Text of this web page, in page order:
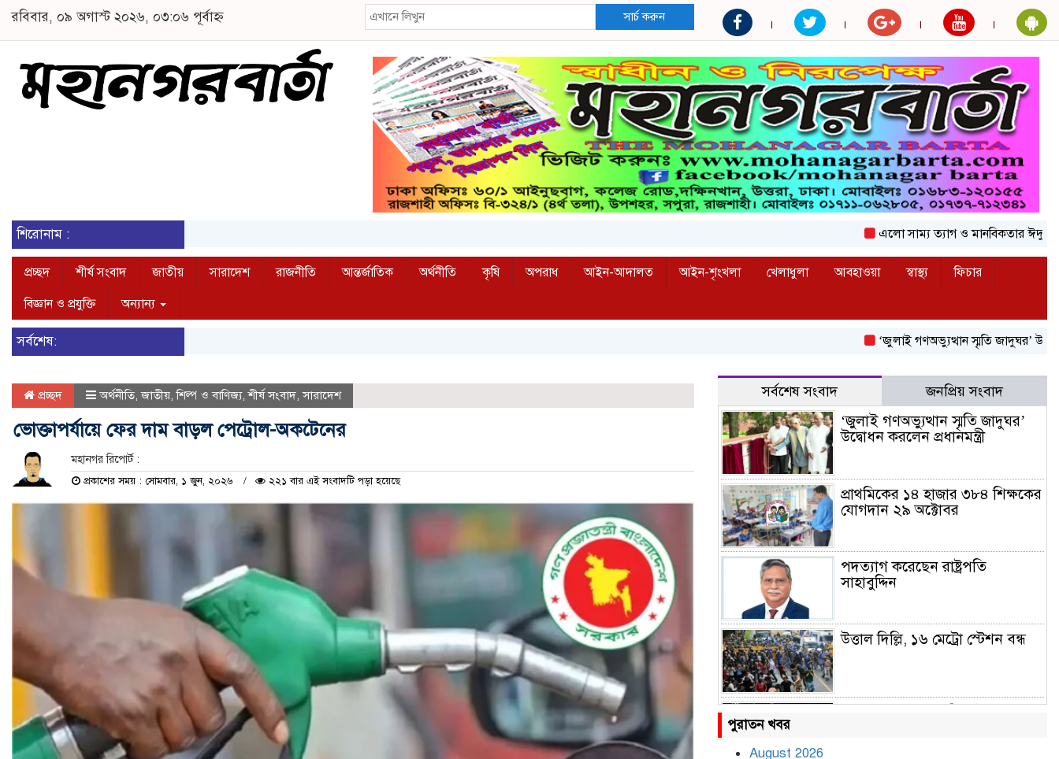
রবিবার, ০৯ অগাস্ট ২০২৬, ০৩:০৬ পূর্বাহ্ন সার্চ করুন
শিরোনাম : এলো সাম্য ত্যাগ ও মানবিকতার ঈদুল আজহা
প্রচ্ছদ শীর্ষ সংবাদ জাতীয় সারাদেশ রাজনীতি আন্তর্জাতিক অর্থনীতি কৃষি অপরাধ আইন-আদালত আইন-শৃংখলা খেলাধুলা আবহাওয়া স্বাস্থ্য
ফিচার
বিজ্ঞান ও প্রযুক্তি
অন্যান্য
সর্বশেষ: ‘জুলাই গণঅভ্যুত্থান স্মৃতি জাদুঘর’ উদ্বোধন
প্রচ্ছদ অর্থনীতি,জাতীয়,শিল্প ও বাণিজ্য,শীর্ষ সংবাদ,সারাদেশ
ভোক্তাপর্যায়ে ফের দাম বাড়ল পেট্রোল-অকটেনের
মহানগর রিপোর্ট :
প্রকাশের সময় : সোমবার, ১ জুন, ২০২৬ ২২১ বার এই সংবাদটি পড়া হয়েছে
সর্বশেষ সংবাদ জনপ্রিয় সংবাদ
‘জুলাই গণঅভ্যুত্থান স্মৃতি জাদুঘর’
উদ্বোধন করলেন প্রধানমন্ত্রী
প্রাথমিকের ১৪ হাজার ৩৮৪ শিক্ষকের
যোগদান ২৯ অক্টোবর
পদত্যাগ করেছেন রাষ্ট্রপতি
সাহাবুদ্দিন
উত্তাল দিল্লি, ১৬ মেট্রো স্টেশন বন্ধ
পুরাতন খবর
August 2026